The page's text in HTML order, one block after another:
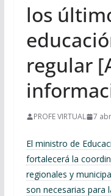
los
regular
PROFE VIRTUAL 7
El ministro de
fortalecerá la
regionales y
son necesarias para